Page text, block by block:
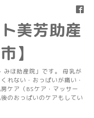
美芳助産
】
みほ助産院」です。 母乳が
れない・おっぱいが痛い・
ケア（BSケア・マッサー
のおっぱいのケアもしてい